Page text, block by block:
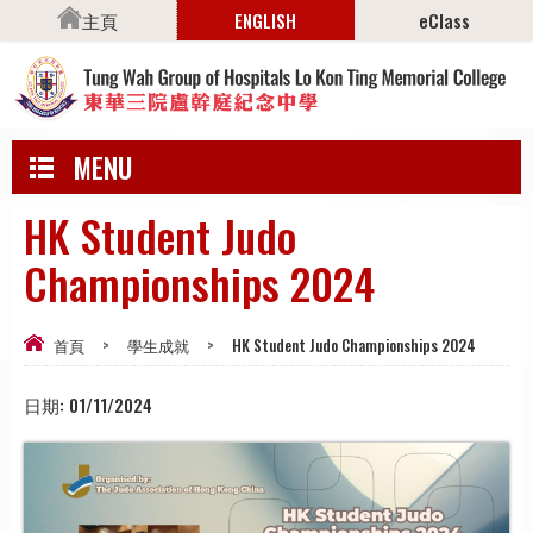
主頁 ENGLISH eClass
MENU
HK Student Judo
Championships 2024
首頁 > 學生成就 > HK Student Judo Championships 2024
日期: 01/11/2024